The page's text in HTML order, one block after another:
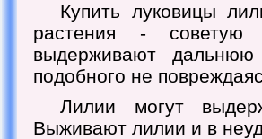
Купить луковицы
растения -
выдерживают
подобного не
Лилии могут
Выживают лилии и в